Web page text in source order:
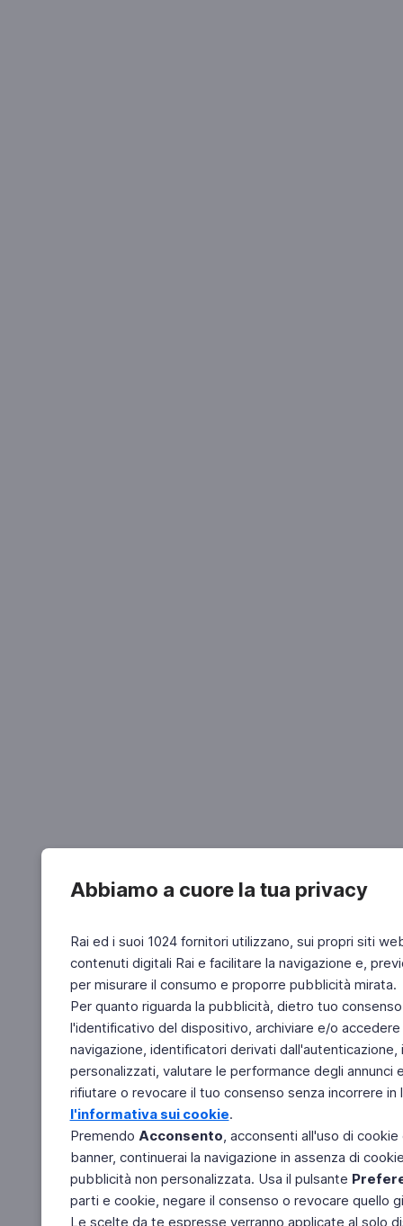
Abbiamo a cuore la tua privacy
Rai ed i suoi 1024 fornitori utilizzano, sui propri siti
contenuti digitali Rai e facilitare la navigazione e,
per misurare il consumo e proporre pubblicità mirata.
Per quanto riguarda la pubblicità, dietro tuo
l'identificativo del dispositivo, archiviare e/o
navigazione, identificatori derivati
personalizzati, valutare le performance degli
rifiutare o revocare il tuo consenso senza incorrere
l'informativa sui cookie.
Premendo Acconsento, acconsenti all'uso di
banner, continuerai la navigazione in assenza di
pubblicità non personalizzata. Usa il pulsante
parti e cookie, negare il consenso o revocare quello
Le scelte da te espresse verranno applicate al solo